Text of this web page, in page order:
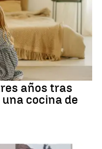
años tras
cocina de